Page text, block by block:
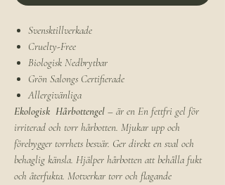
Svensktillverkade
Cruelty-Free
Biologisk Nedbrytbar
Grön Salongs Certifierade
Allergivänliga
Ekologisk Hårbottengel – är en En fettfri gel för
irriterad och torr hårbotten. Mjukar upp och
förebygger torrhets besvär. Ger direkt en sval och
behaglig känsla. Hjälper hårbotten att behålla fukt
och återfukta. Motverkar torr och flagande